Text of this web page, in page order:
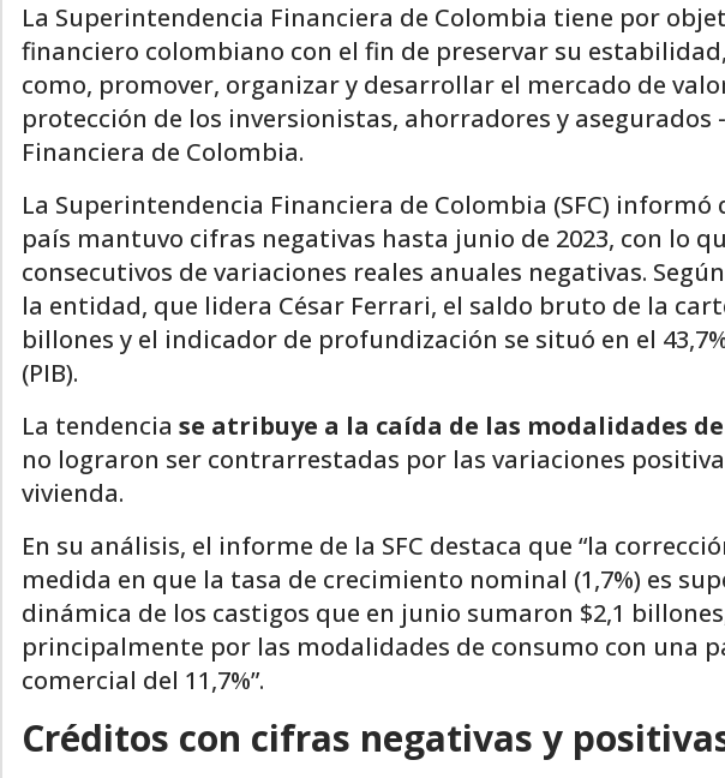
La Superintendencia Financiera de Colombia tiene por
financiero colombiano con el fin de preservar su
como, promover, organizar y desarrollar el mercado de
protección de los inversionistas, ahorradores y
Financiera de Colombia.
La Superintendencia Financiera de Colombia (SFC)
país mantuvo cifras negativas hasta junio de 2023, con lo
consecutivos de variaciones reales anuales negativas.
la entidad, que lidera César Ferrari, el saldo bruto de la
billones y el indicador de profundización se situó en el
(PIB).
La tendencia se atribuye a la caída de las modalidades
no lograron ser contrarrestadas por las variaciones
vivienda.
En su análisis, el informe de la SFC destaca que “la
medida en que la tasa de crecimiento nominal (1,7%) es
dinámica de los castigos que en junio sumaron $2,1
principalmente por las modalidades de consumo con una
comercial del 11,7%”.
Créditos con cifras negativas y